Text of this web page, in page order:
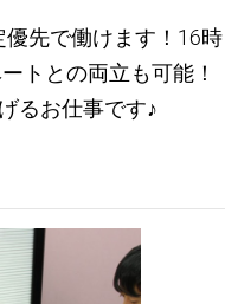
先で働けます！16時
トとの両立も可能！
るお仕事です♪